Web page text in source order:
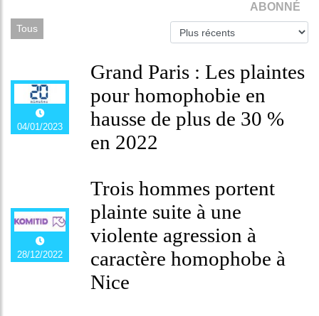
ABONNÉ
Tous
04/01/2023
Grand Paris : Les plaintes
pour homophobie en
hausse de plus de 30 %
en 2022
28/12/2022
Trois hommes portent
plainte suite à une
violente agression à
caractère homophobe à
Nice